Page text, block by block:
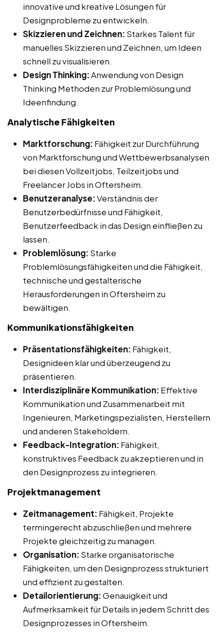
innovative und kreative Lösungen für
Designprobleme zu entwickeln.
Skizzieren und Zeichnen: Starkes Talent für
manuelles Skizzieren und Zeichnen, um Ideen
schnell zu visualisieren.
Design Thinking:Anwendung von Design
Thinking Methoden zur Problemlösung und
Ideenfindung.
Analytische Fähigkeiten
Marktforschung: Fähigkeit zur Durchführung
von Marktforschung und Wettbewerbsanalysen
bei diesen Vollzeitjobs, Teilzeitjobs und
Freelancer Jobs in Oftersheim.
Benutzeranalyse:Verständnis der
Benutzerbedürfnisse und Fähigkeit,
Benutzerfeedback in das Design einfließen zu
lassen.
Problemlösung: Starke
Problemlösungsfähigkeiten und die Fähigkeit,
technische und gestalterische
Herausforderungen in Oftersheim zu
bewältigen.
Kommunikationsfähigkeiten
Präsentationsfähigkeiten: Fähigkeit,
Designideen klar und überzeugend zu
präsentieren.
Interdisziplinäre Kommunikation: Effektive
Kommunikation und Zusammenarbeit mit
Ingenieuren, Marketingspezialisten, Herstellern
und anderen Stakeholdern.
Feedback-Integration: Fähigkeit,
konstruktives Feedback zu akzeptieren und in
den Designprozess zu integrieren.
Projektmanagement
Zeitmanagement: Fähigkeit, Projekte
termingerecht abzuschließen und mehrere
Projekte gleichzeitig zu managen.
Organisation: Starke organisatorische
Fähigkeiten, um den Designprozess strukturiert
und effizient zu gestalten.
Detailorientierung:Genauigkeit und
Aufmerksamkeit für Details in jedem Schritt des
Designprozesses in Oftersheim.